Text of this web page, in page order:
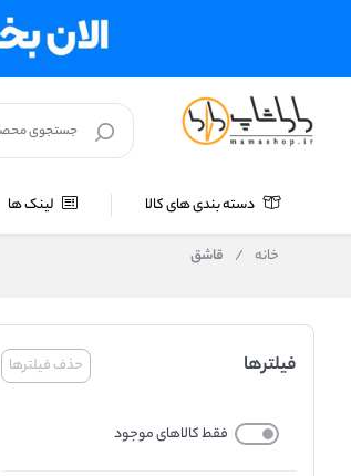
دسته بندی های کالا لینک ها
خانه / قاشق
حذف فیلترها فیلترها
فقط کالاهای موجود